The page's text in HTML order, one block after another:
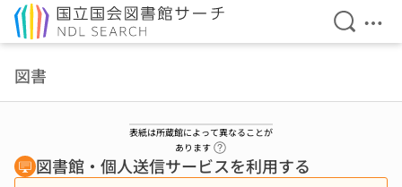
検索を
メ
図書
表紙は所蔵館によって異なることが
あります
図書館・個人送信サービスを利用する